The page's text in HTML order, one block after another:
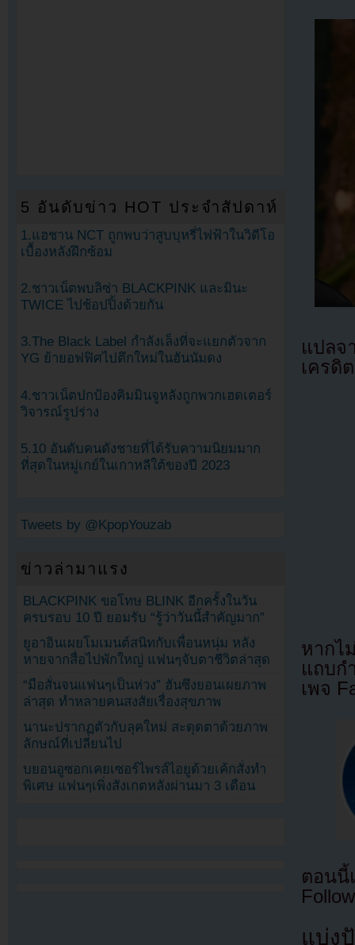
แปล
เครดิ
หากไ
แถบก
เพจ
ตอนนี้
แบ่ง
5 อันดับข่าว HOT ประจำสัปดาห์
1.แฮชาน NCT ถูกพบว่าสูบบุหรี่ไฟฟ้าในวิดีโอ
เบื้องหลังฝึกซ้อม
2.ชาวเน็ตพบลิซ่า BLACKPINK และมินะ
TWICE ไปช้อปปิ้งด้วยกัน
3.The Black Label กำลังเล็งที่จะแยกตัวจาก
YG ย้ายอฟฟิศไปตึกใหม่ในฮันนัมดง
4.ชาวเน็ตปกป้องคิมมินจูหลังถูกพวกเฮดเตอร์
วิจารณ์รูปร่าง
5.10 อันดับคนดังชายที่ได้รับความนิยมมาก
ที่สุดในหมู่เกย์ในเกาหลีใต้ของปี 2023
Tweets by @KpopYouzab
ข่าวล่ามาแรง
BLACKPINK ขอโทษ BLINK อีกครั้งในวัน
ครบรอบ 10 ปี ยอมรับ “รู้ว่าวันนี้สำคัญมาก”
ยูอาอินเผยโมเมนต์สนิทกับเพื่อนหนุ่ม หลัง
หายจากสื่อไปพักใหญ่ แฟนๆจับตาชีวิตล่าสุด
“มือสั่นจนแฟนๆเป็นห่วง” ฮันซึงยอนเผยภาพ
ล่าสุด ทำหลายคนสงสัยเรื่องสุขภาพ
นานะปรากฏตัวกับลุคใหม่ สะดุดตาด้วยภาพ
ลักษณ์ที่เปลี่ยนไป
บยอนอูซอกเคยเซอร์ไพรส์ไอยูด้วยเค้กสั่งทำ
พิเศษ แฟนๆเพิ่งสังเกตหลังผ่านมา 3 เดือน